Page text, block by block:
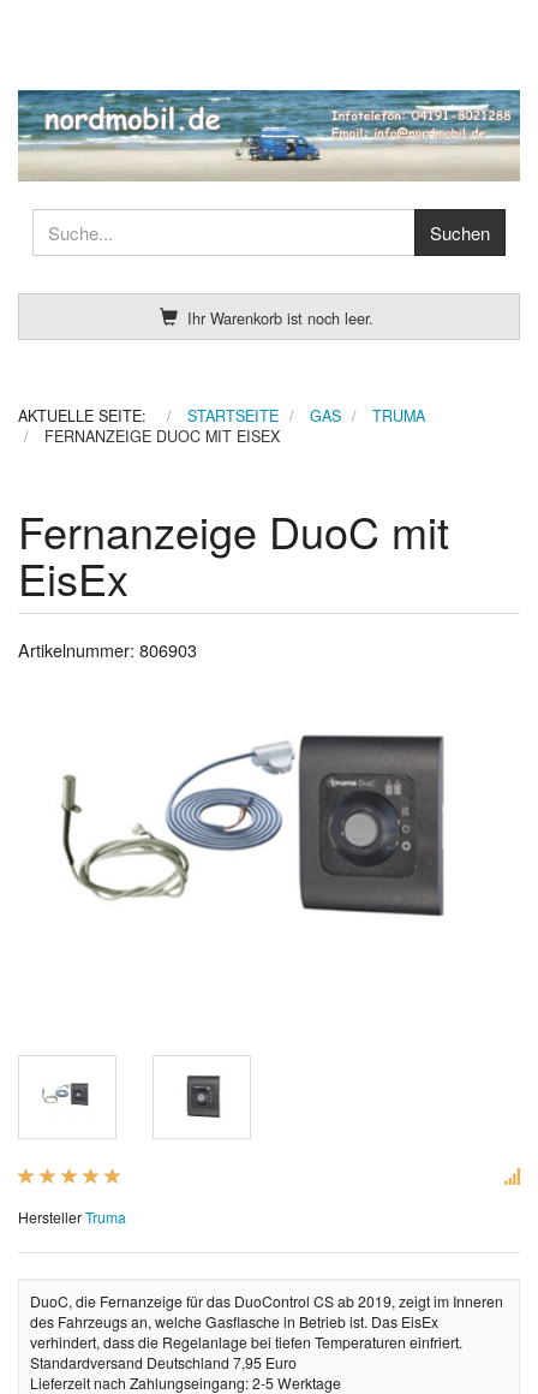
Ihr Warenkorb ist noch leer.
AKTUELLE SEITE: STARTSEITE GAS
TRUMA
FERNANZEIGE DUOC MIT EISEX
Fernanzeige DuoC mit
EisEx
Artikelnummer: 806903
HerstellerTruma
DuoC, die Fernanzeige für das DuoControl CS ab 2019, zeigt im Inneren
des Fahrzeugs an, welche Gasflasche in Betrieb ist. Das EisEx
verhindert, dass die Regelanlage bei tiefen Temperaturen einfriert.
Standardversand Deutschland 7,95 Euro
Lieferzeit nach Zahlungseingang: 2-5 Werktage